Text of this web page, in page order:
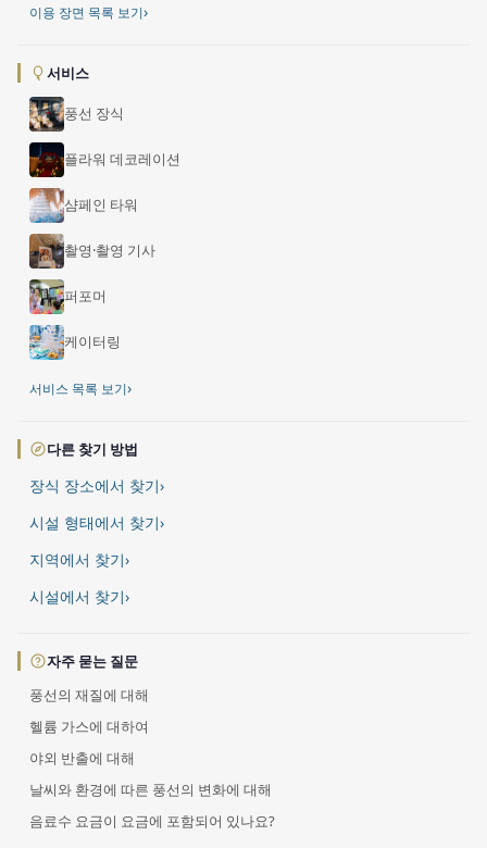
이용 장면 목록 보기›
서비스
풍선 장식
플라워 데코레이션
샴페인 타워
촬영·촬영 기사
퍼포머
케이터링
서비스 목록 보기›
다른 찾기 방법
장식 장소에서 찾기›
시설 형태에서 찾기›
지역에서 찾기›
시설에서 찾기›
자주 묻는 질문
풍선의 재질에 대해
헬륨 가스에 대하여
야외 반출에 대해
날씨와 환경에 따른 풍선의 변화에 대해
음료수 요금이 요금에 포함되어 있나요?